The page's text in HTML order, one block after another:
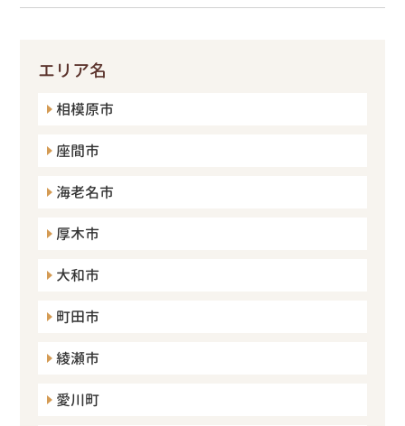
エリア名
相模原市
座間市
海老名市
厚木市
大和市
町田市
綾瀬市
愛川町